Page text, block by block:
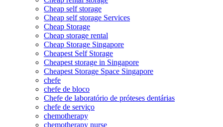
Cheap self storage
Cheap self storage Services
Cheap Storage
Cheap storage rental
Cheap Storage Singapore
Cheapest Self Storage
Cheapest storage in Singapore
Cheapest Storage Space Singapore
chefe
chefe de bloco
Chefe de laboratório de próteses dentárias
chefe de serviço
chemotherapy
chemotherapy nurse